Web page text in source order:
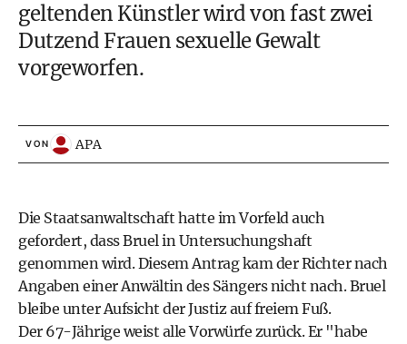
geltenden Künstler wird von fast zwei
Dutzend Frauen sexuelle Gewalt
vorgeworfen.
VON APA
Die Staatsanwaltschaft hatte im Vorfeld auch
gefordert, dass Bruel in Untersuchungshaft
genommen wird. Diesem Antrag kam der Richter nach
Angaben einer Anwältin des Sängers nicht nach. Bruel
bleibe unter Aufsicht der Justiz auf freiem Fuß.
Der 67-Jährige weist alle Vorwürfe zurück. Er "habe